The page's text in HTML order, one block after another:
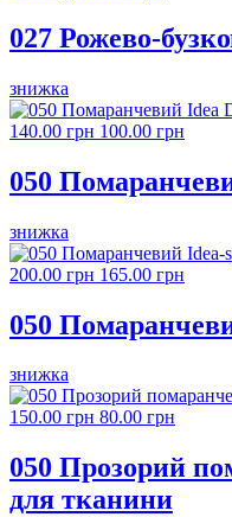
027 Рожево-
знижка
140.00 грн 100.00 грн
050
знижка
200.00 грн 165.00 грн
050
знижка
150.00 грн 80.00 грн
050 Прозорий
для тканини